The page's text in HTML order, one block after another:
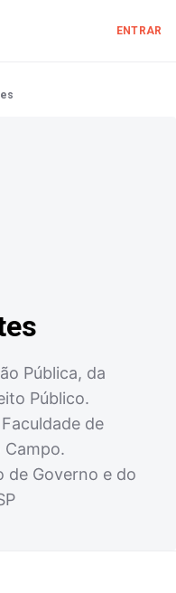
ENTRAR
Pública, da
Público.
de
Campo.
de Governo e do